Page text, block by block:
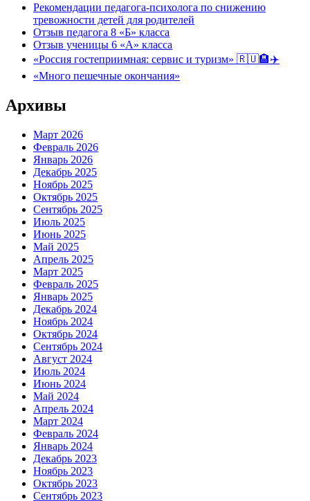
Рекомендации педагога-психолога по снижению
тревожности детей для родителей
Отзыв педагога 8 «Б» класса
Отзыв ученицы 6 «А» класса
«Россия гостеприимная: сервис и туризм» 🇷🇺🏨✈️
«Много пешечные окончания»
Архивы
Март 2026
Февраль 2026
Январь 2026
Декабрь 2025
Ноябрь 2025
Октябрь 2025
Сентябрь 2025
Июль 2025
Июнь 2025
Май 2025
Апрель 2025
Март 2025
Февраль 2025
Январь 2025
Декабрь 2024
Ноябрь 2024
Октябрь 2024
Сентябрь 2024
Август 2024
Июль 2024
Июнь 2024
Май 2024
Апрель 2024
Март 2024
Февраль 2024
Январь 2024
Декабрь 2023
Ноябрь 2023
Октябрь 2023
Сентябрь 2023